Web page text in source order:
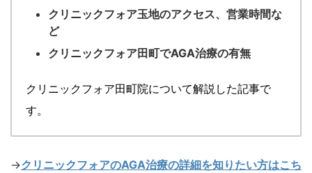
クリニックフォア玉地のアクセス、営業時間な
ど
クリニックフォア田町でAGA治療の有無
クリニックフォア田町院について解説した記事で
す。
→クリニックフォアのAGA治療の詳細を知りたい方はこち